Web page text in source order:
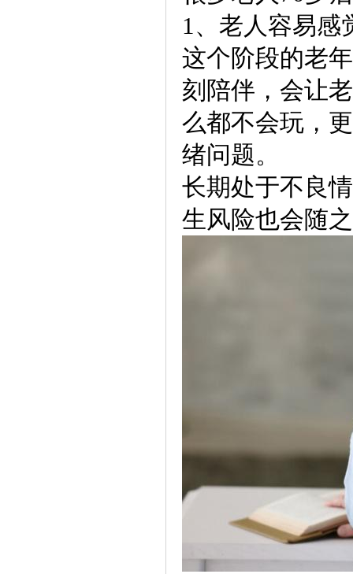
1、老人容易感
这个阶段的老
刻陪伴，会让
么都不会玩，
绪问题。
长期处于不良
生风险也会随